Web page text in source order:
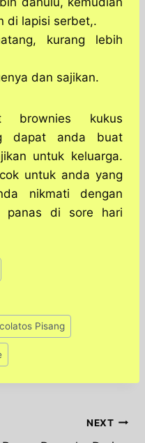
di lapisi serbet,.
kurang lebih
dan sajikan.
brownies kukus
dapat anda buat
untuk keluarga.
untuk anda yang
nikmati dengan
panas di sore hari
Pisang
NEXT